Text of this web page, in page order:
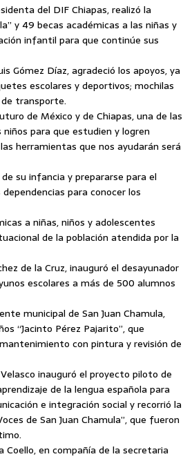
del DIF Chiapas, realizó la
y 49 becas académicas a las niñas y
infantil para que continúe sus
Gómez Díaz, agradeció los apoyos, ya
escolares y deportivos; mochilas
transporte.
de México y de Chiapas, una de las
niños para que estudien y logren
herramientas que nos ayudarán será
su infancia y prepararse para el
para conocer los
a niñas, niños y adolescentes
de la población atendida por la
de la Cruz, inauguró el desayunador
escolares a más de 500 alumnos
municipal de San Juan Chamula,
“Jacinto Pérez Pajarito”, que
con pintura y revisión de
inauguró el proyecto piloto de
de la lengua española para
e integración social y recorrió la
de San Juan Chamula”, que fueron
en compañía de la secretaria